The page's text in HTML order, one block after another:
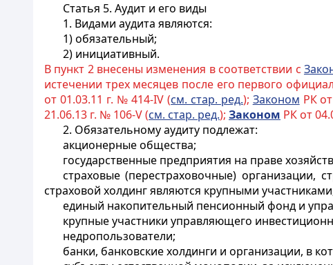
Статья 5. Аудит и его виды
1. Видами аудита являются:
1) обязательный;
2) инициативный.
В пункт 2 внесены изменения в соответствии с
истечении трех месяцев после его первого
от 01.03.11 г. № 414-IV (см. стар. ред.); Законом РК
21.06.13 г. № 106-V (см. стар. ред.); Законом РК от
2. Обязательному аудиту подлежат:
акционерные общества;
государственные предприятия на праве
страховые (перестраховочные) организации,
страховой холдинг являются крупными
единый накопительный пенсионный фонд и
крупные участники управляющего
недропользователи;
банки, банковские холдинги и организации, в